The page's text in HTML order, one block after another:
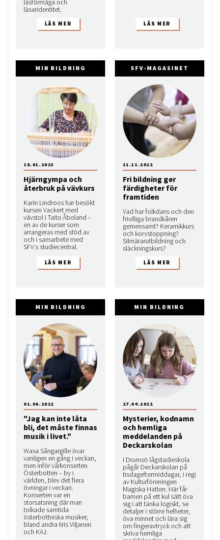
läsförmåga och
läsaridentitet.
MIN BILDNING
Hjärngympa och
återbruk på vävkurs
Karin Lindroos har besökt
kursen Vackert med
vävstol i Taito Åboland –
en av de kurser som
arrangeras med stöd av
och i samarbete med
SFV:s studiecentral.
18.01.2023
SFV-MAGASINET
Fri bildning ger
färdigheter för
framtiden
Vad har folkdans och den
frivilliga brandkåren
gemensamt? Keramikkurs
och korvstoppning?
Silmärarutbildning och
släckningskurs?
11.11.2022
MIN BILDNING
"Jag kan inte låta
bli, det måste finnas
musik i livet."
Wasa Sångargille övar
vanligen en gång i veckan,
men inför vårkonserten
Österbotten – by i
världen, blev det flera
övningar i veckan.
Konserten var en
storsatsning där man
tolkade samtida
österbottniska musiker,
bland andra Iiris Viljanen
och KAJ.
01.06.2022
MIN BILDNING
Mysterier, kodnamn
och hemliga
meddelanden på
Deckarskolan
I Drumsö lågstadieskola
pågår Deckarskolan på
tisdageftermiddagar, i regi
av Kulturföreningen
Magiska Hatten. Här får
barnen på ett kul sätt öva
sig i att tänka logiskt, se
detaljer i större helheter,
öva minnet och lära sig
om fingeravtryck och att
skriva hemliga
27.04.2022